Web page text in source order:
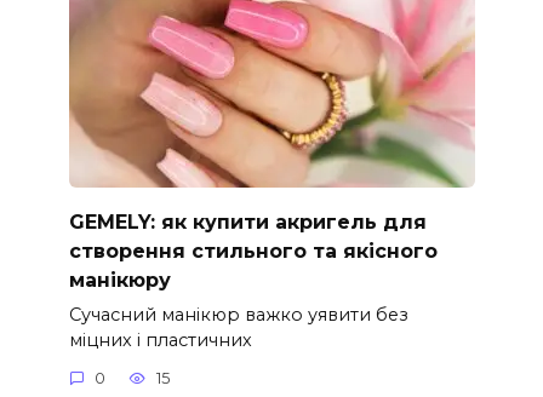
GEMELY: як купити акригель для
створення стильного та якісного
манікюру
Сучасний манікюр важко уявити без
міцних і пластичних
0 15